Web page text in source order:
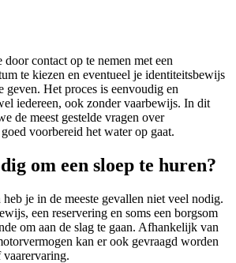
contact op te nemen met een
te kiezen en eventueel je identiteitsbewijs
geven. Het proces is eenvoudig en
iedereen, ook zonder vaarbewijs. In dit
de meest gestelde vragen over
voorbereid het water op gaat.
om een sloep te huren?
je in de meeste gevallen niet veel nodig.
een reservering en soms een borgsom
om aan de slag te gaan. Afhankelijk van
kan er ook gevraagd worden
vaarervaring.